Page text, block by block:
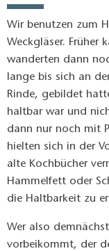
Wir benutzen zum
Weckgläser. Früher
wanderten dann
lange bis sich an
Rinde, gebildet
haltbar war und
dann nur noch mit
hielten sich in der
alte Kochbücher
Hammelfett oder
die Haltbarkeit zu
Wer also
vorbeikommt, der